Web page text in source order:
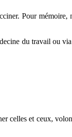
Pour mémoire,
du travail ou via
celles et ceux,